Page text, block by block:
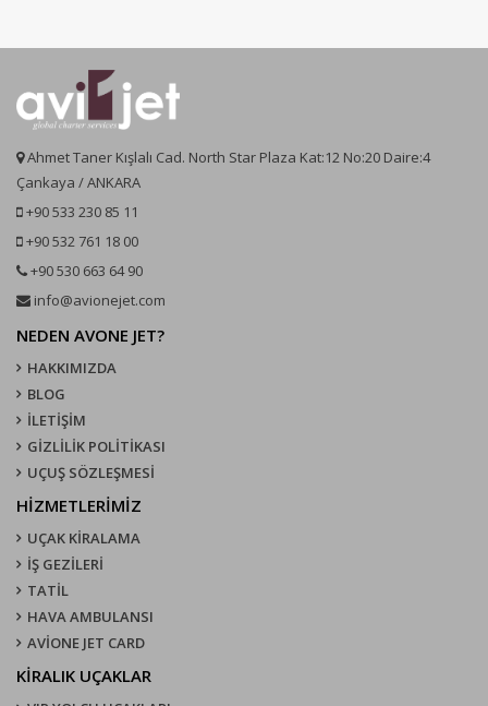
Ahmet Taner Kışlalı Cad. North Star Plaza Kat:12 No:20 Daire:4
Çankaya / ANKARA
+90 533 230 85 11
+90 532 761 18 00
+90 530 663 64 90
info@avionejet.com
NEDEN AVONE JET?
HAKKIMIZDA
BLOG
İLETİŞİM
GİZLİLİK POLİTİKASI
UÇUŞ SÖZLEŞMESI
HİZMETLERİMİZ
UÇAK KIRALAMA
İŞ GEZİLERİ
TATİL
HAVA AMBULANSI
AVİONE JET CARD
KIRALIK UÇAKLAR